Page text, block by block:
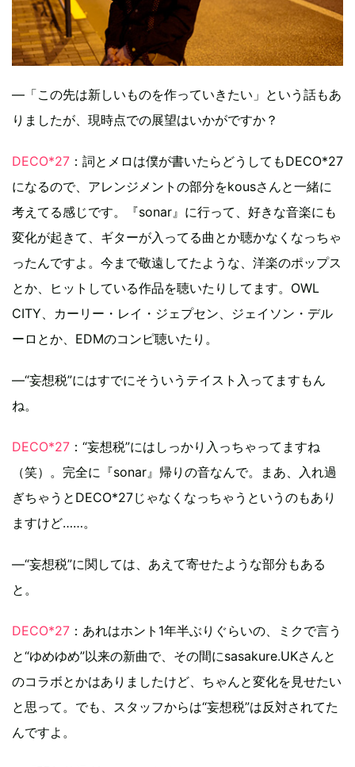
―「この先は新しいものを作っていきたい」という話もあ
りましたが、現時点での展望はいかがですか？
DECO*27 ：詞とメロは僕が書いたらどうしてもDECO*27
になるので、アレンジメントの部分をkousさんと一緒に
考えてる感じです。『sonar』に行って、好きな音楽にも
変化が起きて、ギターが入ってる曲とか聴かなくなっちゃ
ったんですよ。今まで敬遠してたような、洋楽のポップス
とか、ヒットしている作品を聴いたりしてます。OWL
CITY、カーリー・レイ・ジェプセン、ジェイソン・デル
ーロとか、EDMのコンピ聴いたり。
―“妄想税”にはすでにそういうテイスト入ってますもん
ね。
DECO*27 ：“妄想税”にはしっかり入っちゃってますね
（笑）。完全に『sonar』帰りの音なんで。まあ、入れ過
ぎちゃうとDECO*27じゃなくなっちゃうというのもあり
ますけど……。
―“妄想税”に関しては、あえて寄せたような部分もある
と。
DECO*27 ：あれはホント1年半ぶりぐらいの、ミクで言う
と“ゆめゆめ”以来の新曲で、その間にsasakure.UKさんと
のコラボとかはありましたけど、ちゃんと変化を見せたい
と思って。でも、スタッフからは“妄想税”は反対されてた
んですよ。